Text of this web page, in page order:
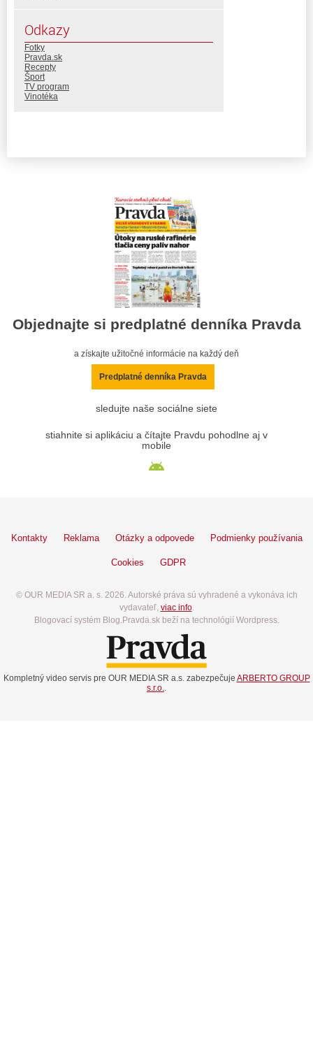
Odkazy
Fotky
Pravda.sk
Recepty
Šport
TV program
Vinotéka
Objednajte si predplatné denníka Pravda
a získajte užitočné informácie na každý deň
Predplatné denníka Pravda
sledujte naše sociálne siete
stiahnite si aplikáciu a čítajte Pravdu pohodlne aj v
mobile
Kontakty Reklama Otázky a odpovede Podmienky používania
Cookies GDPR
© OUR MEDIA SR a. s. 2026. Autorské práva sú vyhradené a vykonáva ich
vydavateľ, viac info.
Blogovací systém Blog.Pravda.sk beží na technológií Wordpress.
Kompletný video servis pre OUR MEDIA SR a.s. zabezpečuje ARBERTO GROUP
s.r.o.